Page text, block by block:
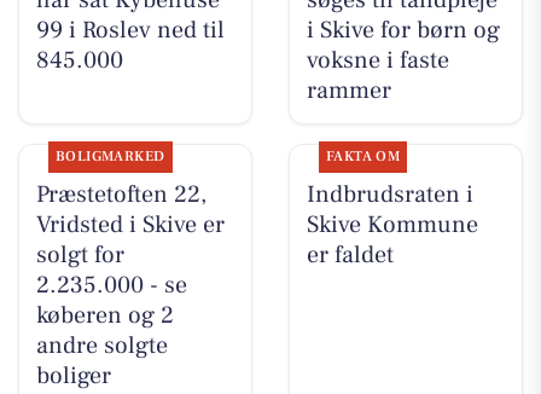
99 i Roslev ned til
845.000
i Skive for børn og
voksne i faste
rammer
BOLIGMARKED
Præstetoften 22,
Vridsted i Skive er
solgt for
2.235.000 - se
køberen og 2
andre solgte
boliger
FAKTA OM
Indbrudsraten i
Skive Kommune
er faldet